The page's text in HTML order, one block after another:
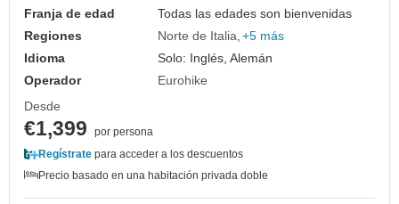
Franja de edad
Todas las edades son bienvenidas
Regiones
Norte de Italia +5 más
Idioma
Solo: Inglés, Alemán
Operador
Eurohike
Desde
€1,399
por persona
Regístrate para acceder a los descuentos
Precio basado en una habitación privada doble